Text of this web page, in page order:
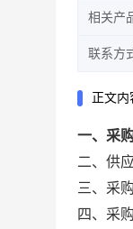
相关产
联系方
正文内
一、采
二、供
三、采
四、采